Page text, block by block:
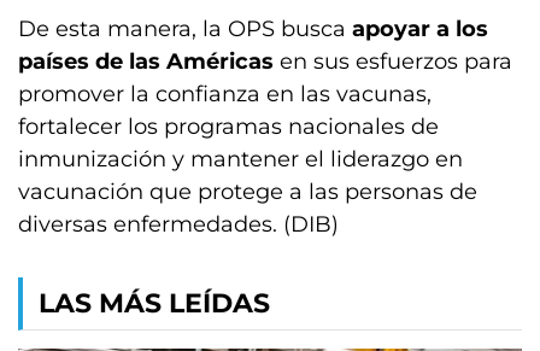
De esta manera, la OPS busca apoyar a los
países de las Américas en sus esfuerzos para
promover la confianza en las vacunas,
fortalecer los programas nacionales de
inmunización y mantener el liderazgo en
vacunación que protege a las personas de
diversas enfermedades. (DIB)
LAS MÁS LEÍDAS